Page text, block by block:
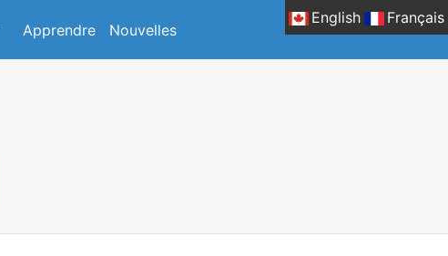
English Français
Apprendre Nouvelles